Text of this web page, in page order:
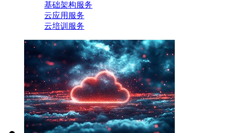
基础架构服务
云应用服务
云培训服务